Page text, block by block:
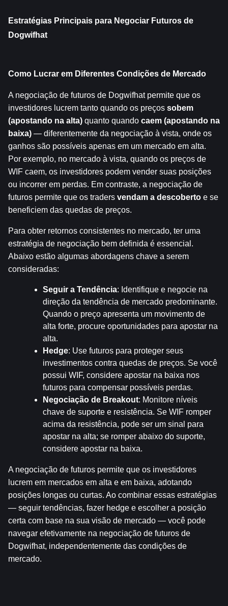
Estratégias Principais para Negociar Futuros de
Dogwifhat
Como Lucrar em Diferentes Condições de Mercado
A negociação de futuros de Dogwifhat permite que os
investidores lucrem tanto quando os preços sobem
(apostando na alta) quanto quando caem (apostando na
baixa) — diferentemente da negociação à vista, onde os
ganhos são possíveis apenas em um mercado em alta.
Por exemplo, no mercado à vista, quando os preços de
WIF caem, os investidores podem vender suas posições
ou incorrer em perdas. Em contraste, a negociação de
futuros permite que os traders vendam a descoberto e se
beneficiem das quedas de preços.
Para obter retornos consistentes no mercado, ter uma
estratégia de negociação bem definida é essencial.
Abaixo estão algumas abordagens chave a serem
consideradas:
Seguir a Tendência: Identifique e negocie na
direção da tendência de mercado predominante.
Quando o preço apresenta um movimento de
alta forte, procure oportunidades para apostar na
alta.
Hedge: Use futuros para proteger seus
investimentos contra quedas de preços. Se você
possui WIF, considere apostar na baixa nos
futuros para compensar possíveis perdas.
Negociação de Breakout: Monitore níveis
chave de suporte e resistência. Se WIF romper
acima da resistência, pode ser um sinal para
apostar na alta; se romper abaixo do suporte,
considere apostar na baixa.
A negociação de futuros permite que os investidores
lucrem em mercados em alta e em baixa, adotando
posições longas ou curtas. Ao combinar essas estratégias
— seguir tendências, fazer hedge e escolher a posição
certa com base na sua visão de mercado — você pode
navegar efetivamente na negociação de futuros de
Dogwifhat, independentemente das condições de
mercado.